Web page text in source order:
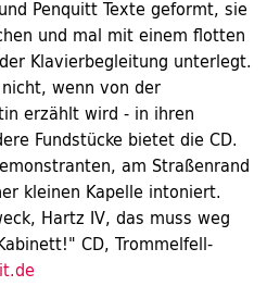
Penquitt Texte geformt, sie
und mal mit einem flotten
Klavierbegleitung unterlegt.
wenn von der
erzählt wird - in ihren
Fundstücke bietet die CD.
am Straßenrand
kleinen Kapelle intoniert.
Hartz IV, das muss weg
CD, Trommelfell-